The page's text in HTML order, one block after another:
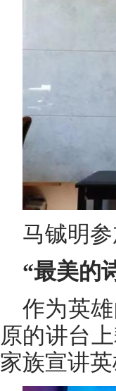
马铖明
“最美的
作为英
原的讲台
家族宣讲